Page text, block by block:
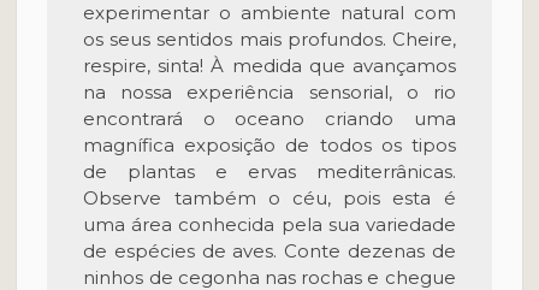
experimentar o ambiente natural com
os seus sentidos mais profundos. Cheire,
respire, sinta! À medida que avançamos
na nossa experiência sensorial, o rio
encontrará o oceano criando uma
magnífica exposição de todos os tipos
de plantas e ervas mediterrânicas.
Observe também o céu, pois esta é
uma área conhecida pela sua variedade
de espécies de aves. Conte dezenas de
ninhos de cegonha nas rochas e chegue